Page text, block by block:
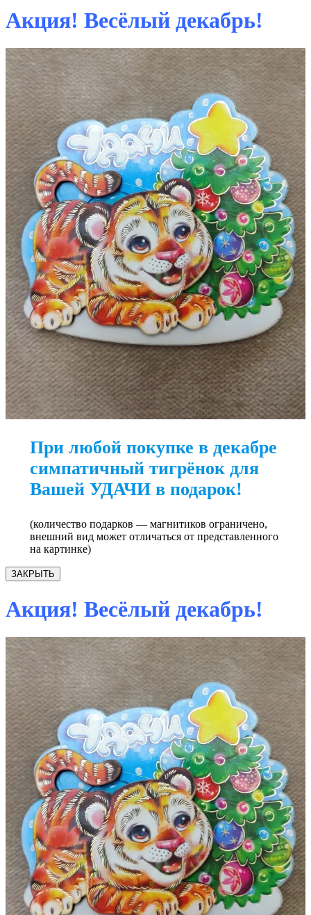
Акция! Весёлый декабрь!
При любой покупке в декабре
симпатичный тигрёнок для
Вашей УДАЧИ в подарок!
(количество подарков — магнитиков ограничено,
внешний вид может отличаться от представленного
на картинке)
ЗАКРЫТЬ
Акция! Весёлый декабрь!